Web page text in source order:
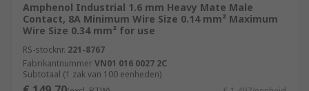
Amphenol Industrial 1.6 mm Heavy Mate Male
Contact, 8A Minimum Wire Size 0.14 mm² Maximum
Wire Size 0.34 mm² for use
RS-stocknr. 221-8767
FabrikantnummerVN01 016 0027 2C
Subtotaal (1 zak van 100 eenheden)